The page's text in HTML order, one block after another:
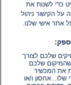
כדי לשנות את
הקישור ניהול
אתר אישי שלנו.
שלכם לצורך
שלכם
את המכשיר
אחסון ו/או